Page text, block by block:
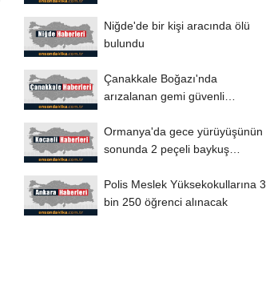
Niğde'de bir kişi aracında ölü
bulundu
Çanakkale Boğazı'nda
arızalanan gemi güvenli
Ormanya'da gece yürüyüşünün
sonunda 2 peçeli baykuş
Polis Meslek Yüksekokullarına 3
bin 250 öğrenci alınacak